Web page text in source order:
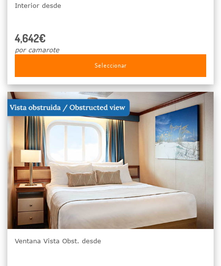
Interior desde
4,642€
por camarote
Seleccionar
Ventana Vista Obst. desde